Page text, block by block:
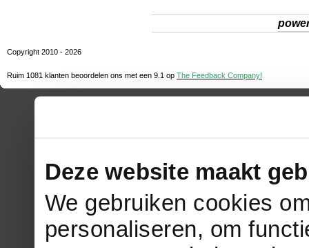
Deze website maakt
We gebruiken cookies
personaliseren, om
Copyright 2010 - 2026
Ruim 1081 klanten beoordelen ons met een 9.1 op The Feedback Company!